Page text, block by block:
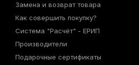
Замена и возврат товара
Как совершить покупку?
Система "Расчёт" - ЕРИП
Производители
Подарочные сертификаты